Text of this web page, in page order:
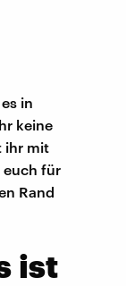
in
keine
ihr mit
euch für
Rand
ist